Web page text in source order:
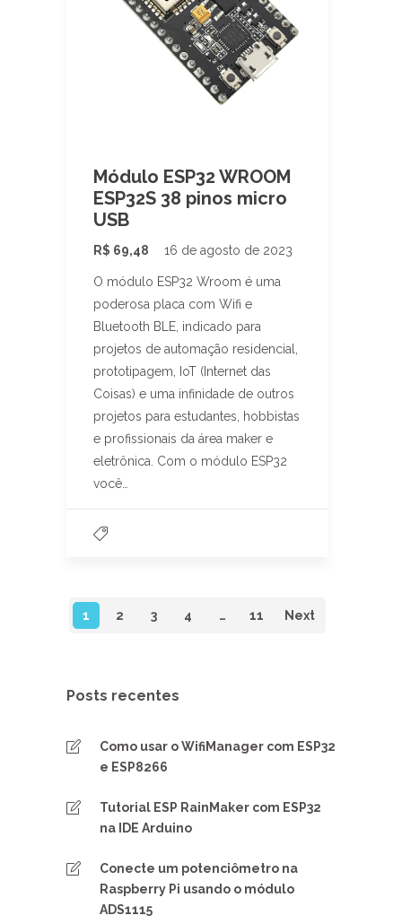
Módulo ESP32 WROOM
ESP32S 38 pinos micro
USB
R$ 69,48 16 de agosto de 2023
O módulo ESP32 Wroom é uma
poderosa placa com Wifi e
Bluetooth BLE, indicado para
projetos de automação residencial,
prototipagem, IoT (Internet das
Coisas) e uma infinidade de outros
projetos para estudantes, hobbistas
e profissionais da área maker e
eletrônica. Com o módulo ESP32
você…
1 2 3 4 … 11 Next
Posts recentes
Como usar o WifiManager com ESP32
e ESP8266
Tutorial ESP RainMaker com ESP32
na IDE Arduino
Conecte um potenciômetro na
Raspberry Pi usando o módulo
ADS1115